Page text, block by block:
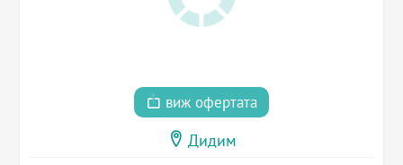
виж офертата
Дидим